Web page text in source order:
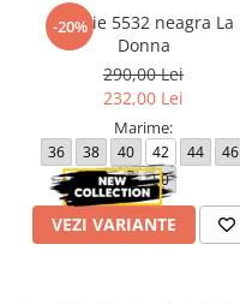
-20%
Rochie 5532 neagra La
Donna
290,00 Lei
232,00 Lei
Marime:
36 38 40 42 44
46
48
50
VEZI VARIANTE